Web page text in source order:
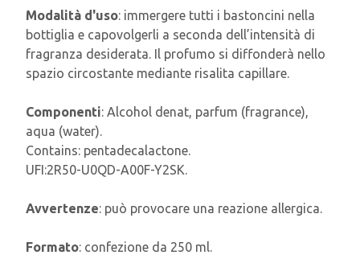
Modalità d'uso: immergere tutti i bastoncini nella
bottiglia e capovolgerli a seconda dell’intensità di
fragranza desiderata. Il profumo si diffonderà nello
spazio circostante mediante risalita capillare.
Componenti: Alcohol denat, parfum (fragrance),
aqua (water).
Contains: pentadecalactone.
UFI:2R50-U0QD-A00F-Y2SK.
Avvertenze: può provocare una reazione allergica.
Formato: confezione da 250 ml.